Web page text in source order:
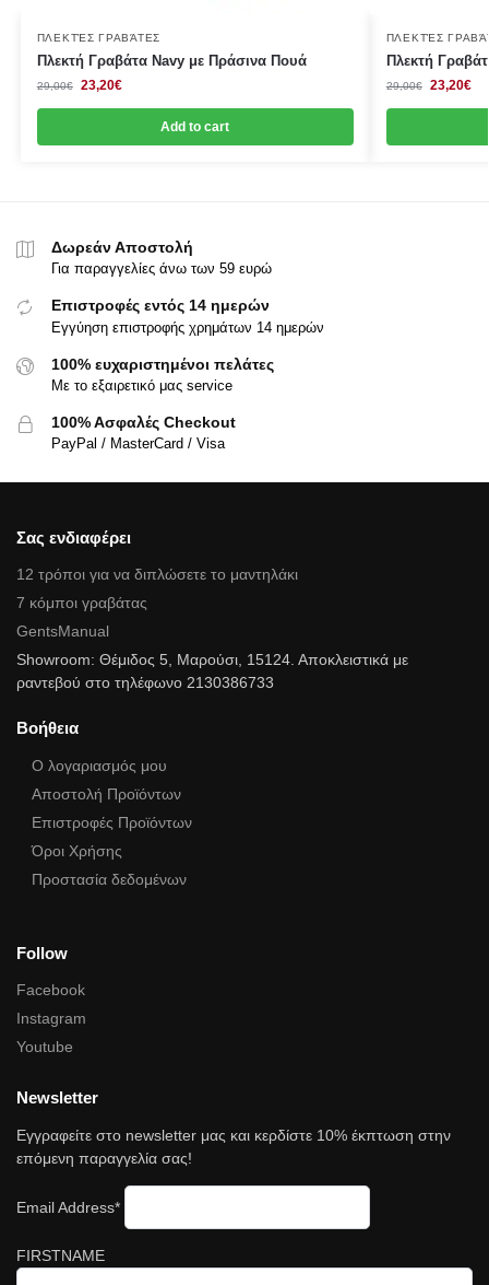
ΠΛΕΚΤΈΣ ΓΡΑΒΆΤΕΣ
Πλεκτή Γραβάτα Navy με Πράσινα Πουά
29,00€ 23,20€
Add to cart
ΠΛΕΚΤΈΣ
Πλεκτή
29,00€ 23,20€
Δωρεάν Αποστολή
Για παραγγελίες άνω των 59 ευρώ
Επιστροφές εντός 14 ημερών
Εγγύηση επιστροφής χρημάτων 14 ημερών
100% ευχαριστημένοι πελάτες
Με το εξαιρετικό μας service
100% Ασφαλές Checkout
PayPal / MasterCard / Visa
Σας ενδιαφέρει
12 τρόποι για να διπλώσετε το μαντηλάκι
7 κόμποι γραβάτας
GentsManual
Showroom: Θέμιδος 5, Μαρούσι, 15124. Αποκλειστικά με
ραντεβού στο τηλέφωνο 2130386733
Βοήθεια
Ο λογαριασμός μου
Αποστολή Προϊόντων
Επιστροφές Προϊόντων
Όροι Χρήσης
Προστασία δεδομένων
Follow
Facebook
Instagram
Youtube
Newsletter
Εγγραφείτε στο newsletter μας και κερδίστε 10% έκπτωση στην
επόμενη παραγγελία σας!
Email Address*
FIRSTNAME